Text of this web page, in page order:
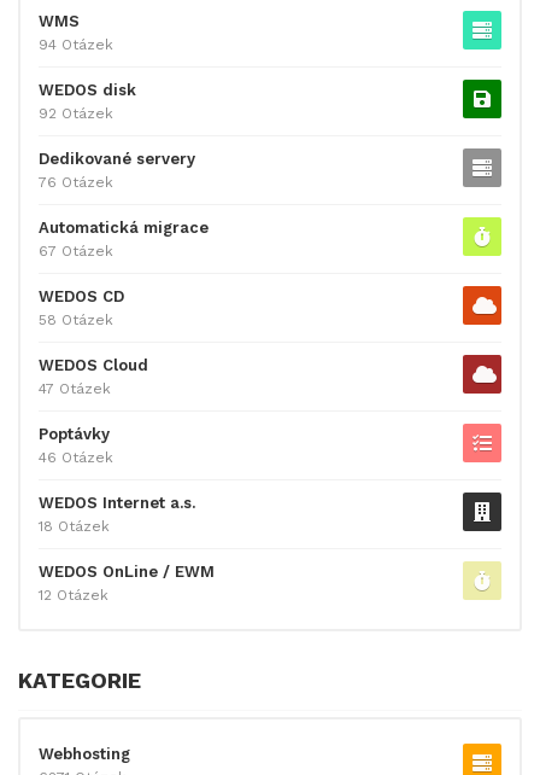
WMS
94 Otázek
WEDOS disk
92 Otázek
Dedikované servery
76 Otázek
Automatická migrace
67 Otázek
WEDOS CD
58 Otázek
WEDOS Cloud
47 Otázek
Poptávky
46 Otázek
WEDOS Internet a.s.
18 Otázek
WEDOS OnLine / EWM
12 Otázek
KATEGORIE
Webhosting